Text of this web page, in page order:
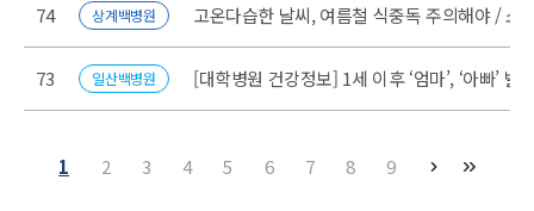
74 상계백병원 고온다습한 날씨, 여름철 식중독 주의해야 / 소
73 일산백병원 [대학병원 건강정보] 1세 이후 ‘엄마’, ‘아빠’
1 2 3 4 5 6 7 8 9